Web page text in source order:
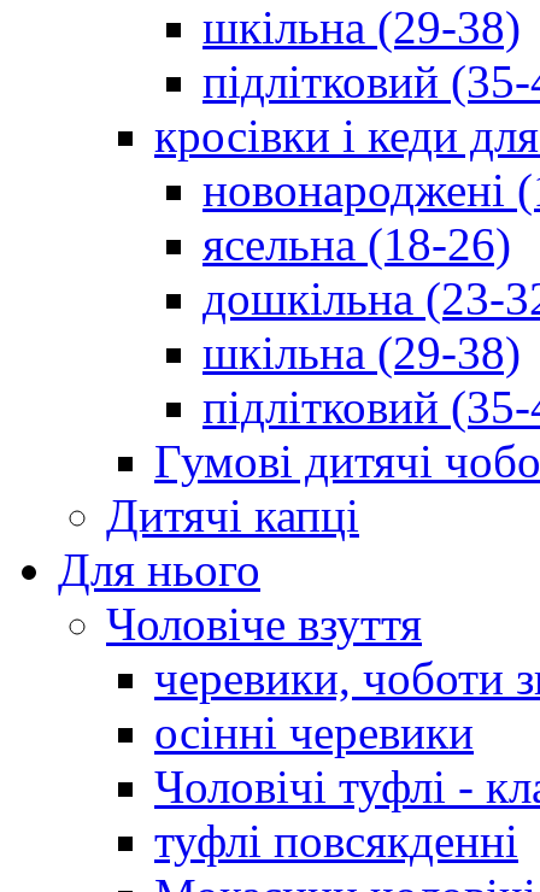
шкільна (29-38)
підлітковий
кросівки і кеди
новонароджені
ясельна (18-26)
дошкільна (23-
шкільна (29-38)
підлітковий
Гумові дитячі
Дитячі капці
Для нього
Чоловіче взуття
черевики, чоботи
осінні черевики
Чоловічі туфлі -
туфлі повсякденні